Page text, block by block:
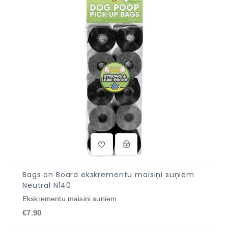
Bags on Board ekskrementu maisiņi suņiem
Neutral N140
Ekskrementu maisiņi suņiem
€7.90